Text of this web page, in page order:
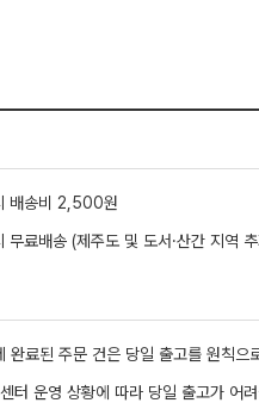
배송비 2,500원
료배송 (제주도 및 도서·산간 지역
완료된 주문 건은 당일 출고를 원칙으
터 운영 상황에 따라 당일 출고가 어